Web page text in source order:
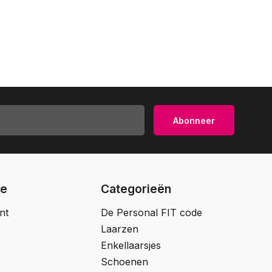
Abonneer
Categorieën
De Personal FIT code
Laarzen
Enkellaarsjes
Schoenen